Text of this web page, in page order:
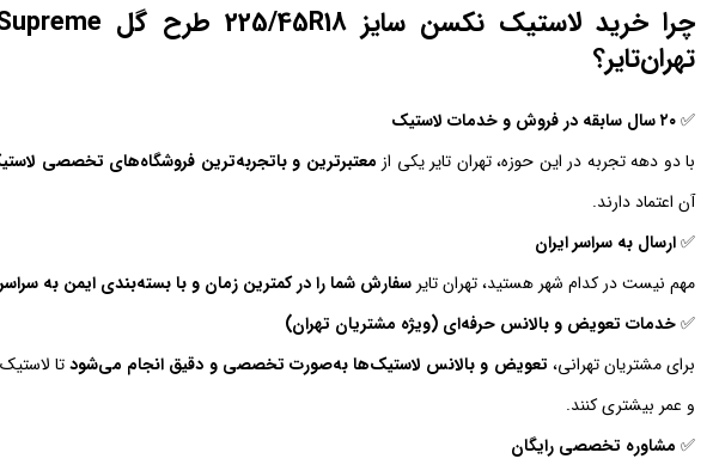
تهران‌تایر؟
✅۲۰ سال سابقه در فروش و خدمات لاستیک
با دو دهه تجربه در این حوزه، تهران تایر یکی از معتبرترین و باتجربه‌ترین فروشگاه‌های تخصصی
آن اعتماد دارند.
✅ارسال به سراسر ایران
مهم نیست در کدام شهر هستید، تهران تایر سفارش شما را در کمترین زمان و با بسته‌بندی ایمن به
✅خدمات تعویض و بالانس حرفه‌ای (ویژه مشتریان تهران)
برای مشتریان تهرانی، تعویض و بالانس لاستیک‌ها به‌صورت تخصصی و دقیق انجام می‌شودتا
و عمر بیشتری کنند.
✅ مشاوره تخصصی رایگان